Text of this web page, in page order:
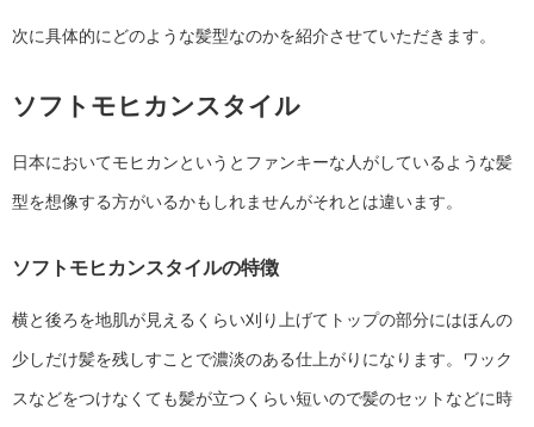
次に具体的にどのような髪型なのかを紹介させていただきます。
ソフトモヒカンスタイル
日本においてモヒカンというとファンキーな人がしているような髪
型を想像する方がいるかもしれませんがそれとは違います。
ソフトモヒカンスタイルの特徴
横と後ろを地肌が見えるくらい刈り上げてトップの部分にはほんの
少しだけ髪を残しすことで濃淡のある仕上がりになります。ワック
スなどをつけなくても髪が立つくらい短いので髪のセットなどに時